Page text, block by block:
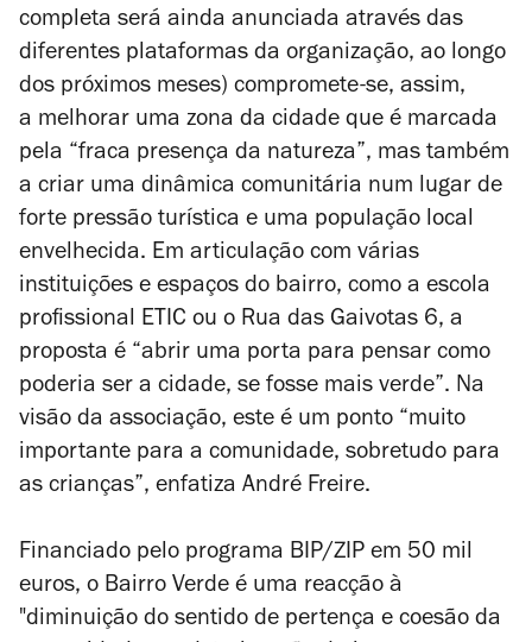
completa será ainda anunciada através das
diferentes plataformas da organização, ao longo
dos próximos meses) compromete-se, assim,
a melhorar uma zona da cidade que é marcada
pela “fraca presença da natureza”, mas também
a criar uma dinâmica comunitária num lugar de
forte pressão turística e uma população local
envelhecida. Em articulação com várias
instituições e espaços do bairro, como a escola
profissional ETIC ou o Rua das Gaivotas 6, a
proposta é “abrir uma porta para pensar como
poderia ser a cidade, se fosse mais verde”. Na
visão da associação, este é um ponto “ muito
importante para a comunidade, sobretudo para
as crianças”, enfatiza André Freire.
Financiado pelo programa BIP/ZIP em 50 mil
euros, o Bairro Verde é uma reacção à
"diminuição do sentido de pertença e coesão da